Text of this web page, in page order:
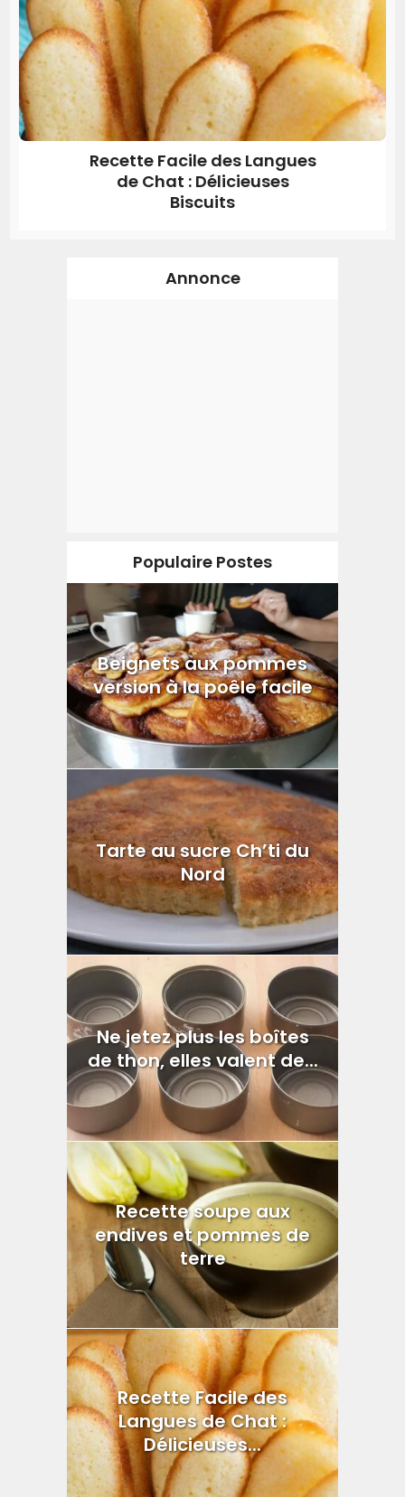
Recette Facile des Langues
de Chat : Délicieuses
Biscuits
Annonce
Populaire Postes
Beignets aux pommes
version à la poêle facile
Tarte au sucre Ch’ti du
Nord
Ne jetez plus les boîtes
de thon, elles valent de...
Recette soupe aux
endives et pommes de
terre
Recette Facile des
Langues de Chat :
Délicieuses...